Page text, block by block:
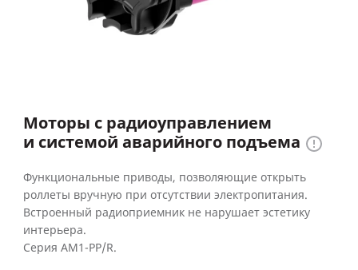
Моторы с радиоуправлением
и системой аварийного подъема
Функциональные приводы, позволяющие открыть
роллеты вручную при отсутствии электропитания.
Встроенный радиоприемник не нарушает эстетику
интерьера.
Серия AM1-PP/R.